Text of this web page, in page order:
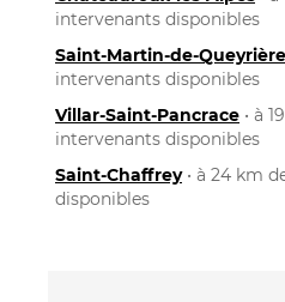
intervenants disponibles
Saint-Martin-de-
intervenants disponibles
Villar-Saint-Pancrace • à
intervenants disponibles
Saint-Chaffrey• à 24 km
disponibles